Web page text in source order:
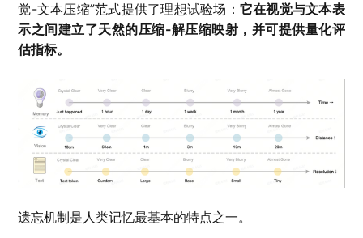
觉-文本压缩”范式提供了理想试验场： 它在视觉与文本表
示之间建立了天然的压缩-解压缩映射，并可提供量化评
估指标。
遗忘机制是人类记忆最基本的特点之一。